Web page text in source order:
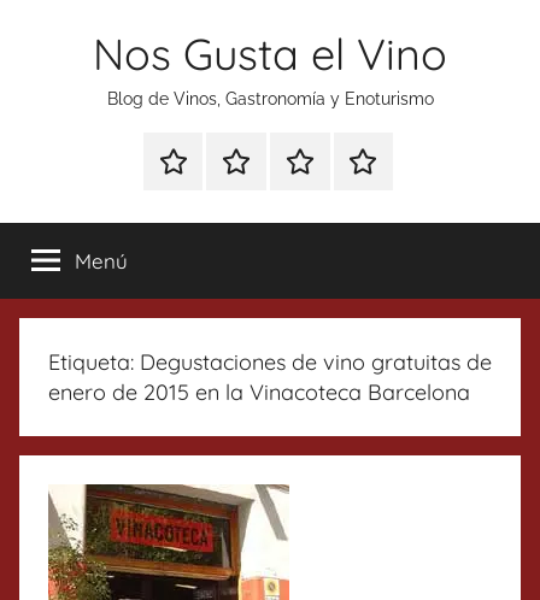
Nos Gusta el Vino
Blog de Vinos, Gastronomía y Enoturismo
Especial
Tonics
Enoturismo
Gastronomía
RankingContacto
Menú
Etiqueta: Degustaciones de vino gratuitas de
enero de 2015 en la Vinacoteca Barcelona